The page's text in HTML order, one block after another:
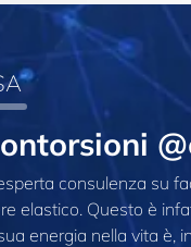
consulenza su
elastico. Questo è
energia nella vita è,